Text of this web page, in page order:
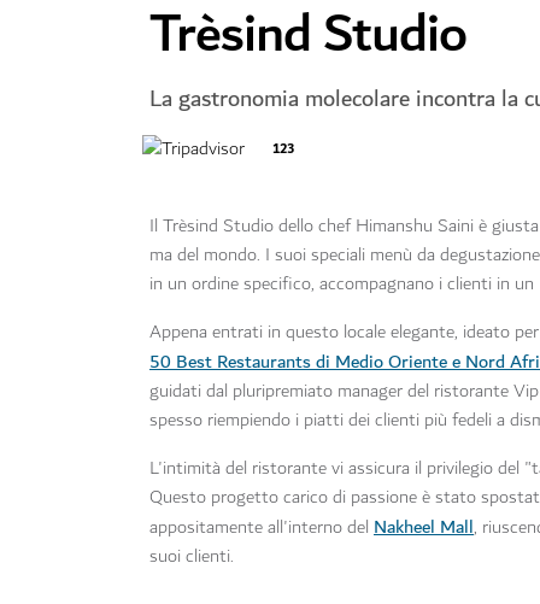
Trèsind Studio
La gastronomia molecolare incontra la
123
Il Trèsind Studio dello chef Himanshu Saini è
ma del mondo. I suoi speciali menù da
in un ordine specifico, accompagnano i clienti in
Appena entrati in questo locale elegante, ideato
50 Best Restaurants di Medio Oriente e Nord
guidati dal pluripremiato manager del ristorante
spesso riempiendo i piatti dei clienti più fedeli a
L'intimità del ristorante vi assicura il privilegio del
Questo progetto carico di passione è stato
appositamente all'interno del Nakheel Mall,
suoi clienti.